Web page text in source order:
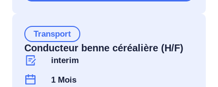
Transport
Conducteur benne céréalière (H/F)
interim
1 Mois